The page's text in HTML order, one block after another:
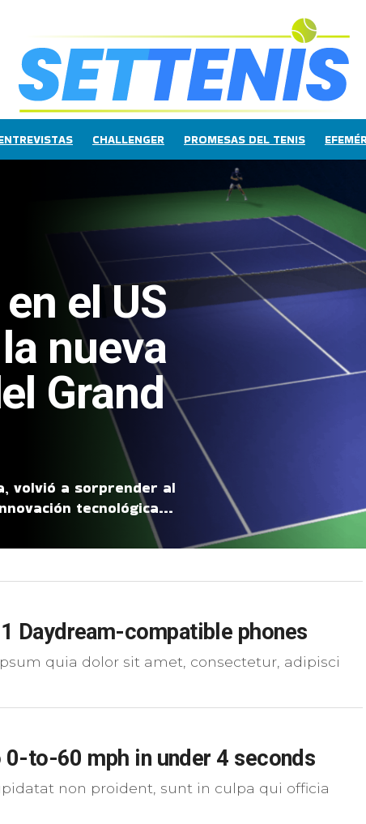
CHALLENGER PROMESAS DEL TENIS
el US
nueva
Grand
volvió a sorprender al
tecnológica...
Daydream-compatible phones
quia dolor sit amet, consectetur, adipisci
0-to-60 mph in under 4 seconds
non proident, sunt in culpa qui officia